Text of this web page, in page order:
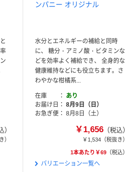
）
）
ンパニー オリジナル
水分とエネルギーの補給と同時
に、 糖分・アミノ酸・ビタミンな
どを効率よく補給でき、 全身的な
健康維持などにも役立ちます。さ
わやかな柑橘系...
在庫
あり
お届け日
8月9日（日）
お急ぎ便
8月8日（土）
￥1,656 （税込）
￥1,534 （税抜き）
1本あたり￥69 （税込）
バリエーション一覧へ